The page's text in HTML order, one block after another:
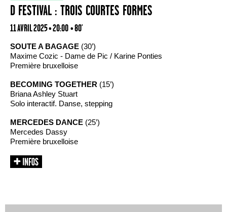
D FESTIVAL : TROIS COURTES FORMES
11 AVRIL 2025 • 20:00 • 80'
SOUTE A BAGAGE (30’)
Maxime Cozic - Dame de Pic / Karine Ponties
Première bruxelloise
BECOMING TOGETHER (15’)
Briana Ashley Stuart
Solo interactif. Danse, stepping
MERCEDES DANCE (25’)
Mercedes Dassy
Première bruxelloise